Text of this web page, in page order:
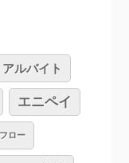
アルバイト
エニペイ
ロー